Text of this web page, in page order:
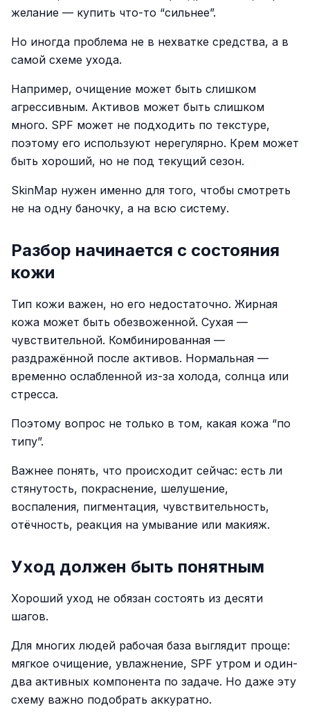
желание — купить что-то “сильнее”.
Но иногда проблема не в нехватке средства, а в
самой схеме ухода.
Например, очищение может быть слишком
агрессивным. Активов может быть слишком
много. SPF может не подходить по текстуре,
поэтому его используют нерегулярно. Крем может
быть хороший, но не под текущий сезон.
SkinMap нужен именно для того, чтобы смотреть
не на одну баночку, а на всю систему.
Разбор начинается с состояния
кожи
Тип кожи важен, но его недостаточно. Жирная
кожа может быть обезвоженной. Сухая —
чувствительной. Комбинированная —
раздражённой после активов. Нормальная —
временно ослабленной из-за холода, солнца или
стресса.
Поэтому вопрос не только в том, какая кожа “по
типу”.
Важнее понять, что происходит сейчас: есть ли
стянутость, покраснение, шелушение,
воспаления, пигментация, чувствительность,
отёчность, реакция на умывание или макияж.
Уход должен быть понятным
Хороший уход не обязан состоять из десяти
шагов.
Для многих людей рабочая база выглядит проще:
мягкое очищение, увлажнение, SPF утром и один-
два активных компонента по задаче. Но даже эту
схему важно подобрать аккуратно.